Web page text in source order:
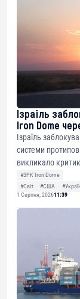
Ізраїль
Iron Dome
Ізраїль
системи
викликало
#ЗРК Iron Dome
#Світ
#США
1 Серпня, 202611:39